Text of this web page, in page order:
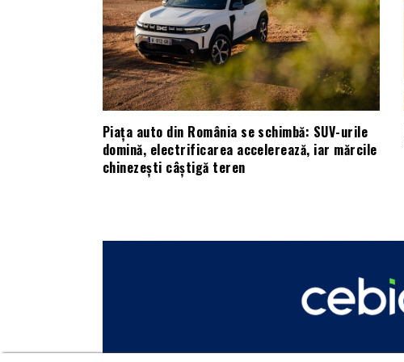
Piața auto din România se schimbă: SUV-urile
domină, electrificarea accelerează, iar mărcile
chinezești câștigă teren